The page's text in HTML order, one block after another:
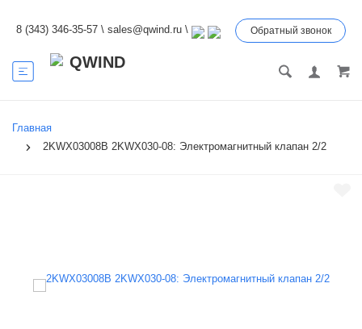
8 (343) 346-35-57 \ sales@qwind.ru \ Обратный звонок
Главная
2KWX03008B 2KWX030-08: Электромагнитный клапан 2/2